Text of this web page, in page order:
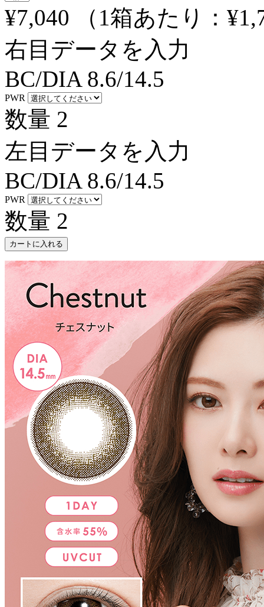
¥7,040 （1箱あたり：
右目データを入力
BC/DIA 8.6/14.5
PWR
数量 2
左目データを入力
BC/DIA 8.6/14.5
PWR
数量 2
カートに入れる